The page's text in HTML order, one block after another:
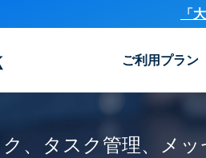
「
ご利用プラン
、タスク管理、メ